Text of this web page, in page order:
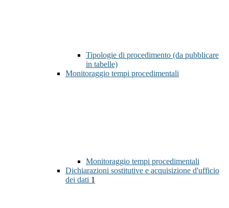
Tipologie di procedimento (da pubblicare
in tabelle)
Monitoraggio tempi procedimentali
Monitoraggio tempi procedimentali
Dichiarazioni sostitutive e acquisizione d'ufficio
dei dati 1